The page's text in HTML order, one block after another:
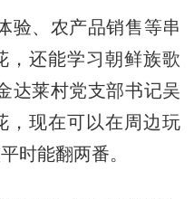
、农产品销售等串
，还能学习朝鲜族歌
达莱村党支部书记吴
，现在可以在周边玩
时能翻两番。